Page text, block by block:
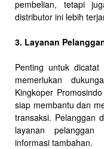
pembelian, tetapi
distributor ini lebih
3. Layanan
Penting untuk
memerlukan
Kingkoper
siap membantu dan
transaksi. Pelanggan
layanan
informasi tambahan.